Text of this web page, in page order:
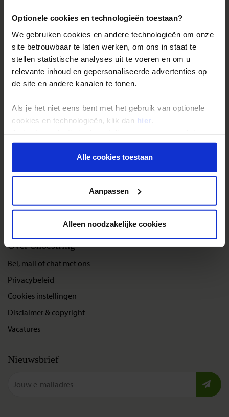
Optionele cookies en technologieën toestaan?
We gebruiken cookies en andere technologieën om onze
site betrouwbaar te laten werken, om ons in staat te
stellen statistische analyses uit te voeren en om u
relevante inhoud en gepersonaliseerde advertenties op
de site en andere kanalen te tonen.
Als je het niet eens bent met het gebruik van optionele
cookies en technologieën, klik dan hier
onder aan de pagina op elk gewenst moment voor de
toekomst wijzigen.Alle cookies toestaan
Aanpassen
Alleen noodzakelijke cookies
De belangrijkste info op een rij
Bestemmingen
Duurzaam reizen
Reis- en annuleringsvoorwaarden
Veelgestelde vragen
Groepsreizen
Festivalreizen
Nieuwe reizen
Over Shoestring
Bel, mail of chat met ons
Privacybeleid
Cookies instellingen
Disclaimer & copyright
Vacatures
Nieuwsbrief